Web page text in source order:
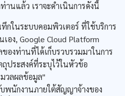
านแล้ว เราจะดำเนินการดังนี้
กในระบบคอมพิวเตอร์ ที่ใช้บริการ
อง, Google Cloud Platform
องท่านที่ได้เก็บรวบรวมมาในการ
ประสงค์ที่ระบุไว้ในหัวข้อ
วลผลข้อมูล"
พนักงานภายใต้สัญญาจ้างของ